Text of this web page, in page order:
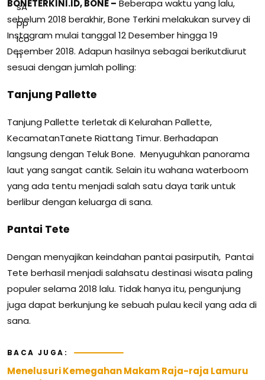
BONETERKINI.ID, BONE – Beberapa waktu yang lalu,
sebelum 2018 berakhir, Bone Terkini melakukan survey di
Instagram mulai tanggal 12 Desember hingga 19
Desember 2018. Adapun hasilnya sebagai berikutdiurut
sesuai dengan jumlah polling:
Tanjung Pallette
Tanjung Pallette terletak di Kelurahan Pallette,
KecamatanTanete Riattang Timur. Berhadapan
langsung dengan Teluk Bone. Menyuguhkan panorama
laut yang sangat cantik. Selain itu wahana waterboom
yang ada tentu menjadi salah satu daya tarik untuk
berlibur dengan keluarga di sana.
Pantai Tete
Dengan menyajikan keindahan pantai pasirputih, Pantai
Tete berhasil menjadi salahsatu destinasi wisata paling
populer selama 2018 lalu. Tidak hanya itu, pengunjung
juga dapat berkunjung ke sebuah pulau kecil yang ada di
sana.
BACA JUGA:
Menelusuri Kemegahan Makam Raja-raja Lamuru